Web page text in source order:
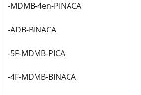
-MDMB-4en-PINACA
-ADB-BINACA
-5F-MDMB-PICA
-4F-MDMB-BINACA